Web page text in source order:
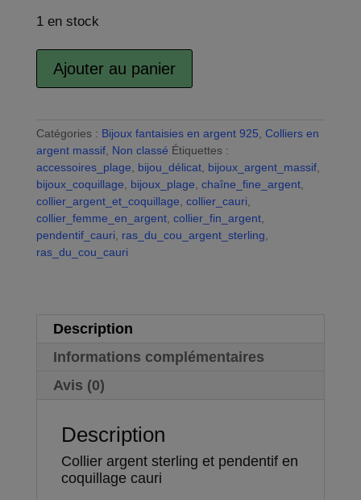
1 en stock
quantité
Collier
et
pendentif
en
coquillage
cauri
Ajouter au panier
A
e
r
n
a
t
i
v
Catégories : Bijoux fantaisies en argent 925 Colliers en
argent massif, Non classé Étiquettes :
accessoires_plage
bijou_délicat, bijoux_argent_massif,
bijoux_coquillage
bijoux_plage chaîne_fine_argent,
collier_argent_et_coquillage collier_cauri
collier_femme_en_argent, collier_fin_argent,
pendentif_cauri
ras_du_cou_argent_sterling
ras_du_cou_cauri
Description
Informations complémentaires
Avis (0)
Description
Collier argent sterling et pendentif en
coquillage cauri